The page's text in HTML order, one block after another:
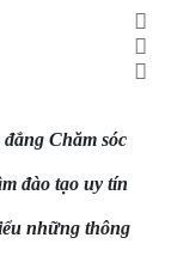
đẳng Chăm sóc
đào tạo uy tín
những thông